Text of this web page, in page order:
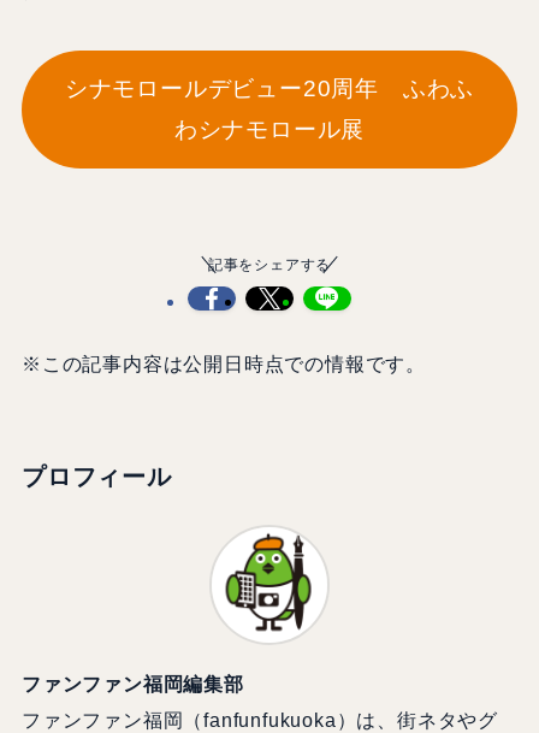
シナモロールデビュー20周年 ふわふ
わシナモロール展
記事をシェアする
※この記事内容は公開日時点での情報です。
プロフィール
ファンファン福岡編集部
ファンファン福岡（fanfunfukuoka）は、街ネタやグ